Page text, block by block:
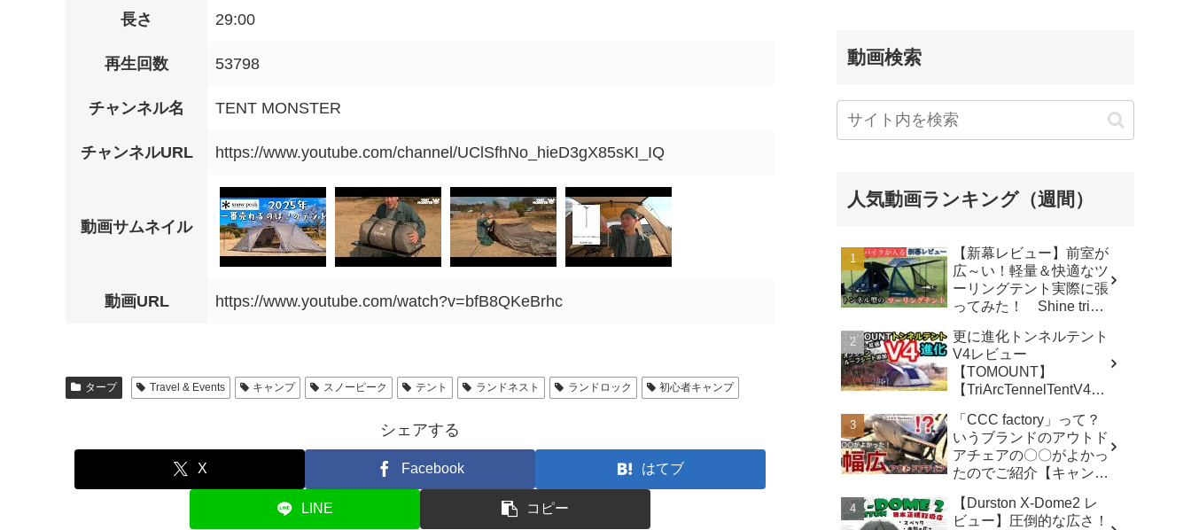
長さ 29:00
再生回数 53798
チャンネル名 TENT MONSTER
チャンネルURL https://www.youtube.com/channel/UClSfhNo_hieD3gX85sKI_IQ
動画サムネイル
動画URL https://www.youtube.com/watch?v=bfB8QKeBrhc
タープ Travel & Events キャンプ スノーピーク テント ランドネスト ランドロック 初心者キャンプ
シェアする
X Facebook はてブ
LINE コピー
動画検索
人気動画ランキング（週間）
【新幕レビュー】前室が
広～い！軽量＆快適なツ
ーリングテント実際に張
ってみた！ Shine trip
な気分
更に進化トンネルテント
V4レビュー
【TOMOUNT】
【TriArcTennelTentV4】
カ】
「CCC factory」って？
いうブランドのアウトド
アチェアの〇〇がよかっ
たのでご紹介【キャンプ
プ
【Durston X-Dome2 レ
ビュー】圧倒的な広さ！